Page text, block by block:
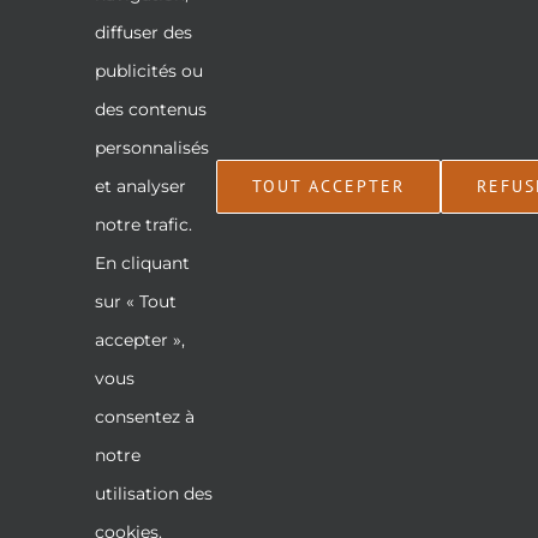
JOIGNEZ-VOUS À NOTRE
INFOLETTRE
Joignez-vous à notre infolettre !
diffuser des
publicités ou
des contenus
personnalisés
et analyser
notre trafic.
En cliquant
sur « Tout
accepter »,
vous
consentez à
notre
utilisation des
cookies.
TOUT ACCEPTER